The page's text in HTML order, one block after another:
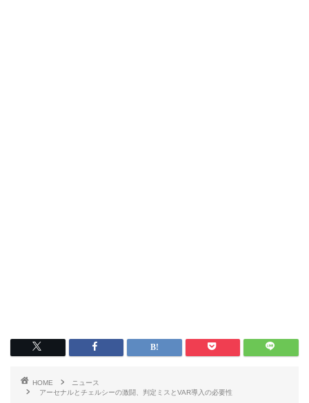
HOME
ニュース
アーセナルとチェルシーの激闘、判定ミスとVAR導入の必要性